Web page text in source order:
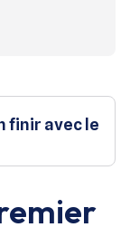
finir avec le